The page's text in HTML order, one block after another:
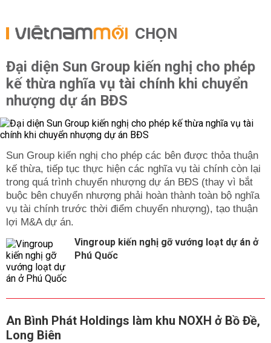
CHỌN
Đại diện Sun Group kiến nghị cho phép
kế thừa nghĩa vụ tài chính khi chuyển
nhượng dự án BĐS
Sun Group kiến nghị cho phép các bên được thỏa thuận
kế thừa, tiếp tục thực hiện các nghĩa vụ tài chính còn lại
trong quá trình chuyển nhượng dự án BĐS (thay vì bắt
buộc bên chuyển nhượng phải hoàn thành toàn bộ nghĩa
vụ tài chính trước thời điểm chuyển nhượng), tạo thuận
lợi M&A dự án.
Vingroup kiến nghị gỡ vướng loạt dự án ở
Phú Quốc
An Bình Phát Holdings làm khu NOXH ở Bồ Đề,
Long Biên